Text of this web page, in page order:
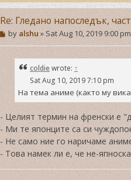
Re: Гледано напоследък,
P
o
s
t
byalshu»Sat Aug 10, 2019 9:00 pm
coldiewrote: ↑
Sat Aug 10, 2019 7:10 pm
На тема аниме (както му
- Целият термин на френски е
- Ми те японците са си
- Не само ние го наричаме
- Това намек ли е, че не-